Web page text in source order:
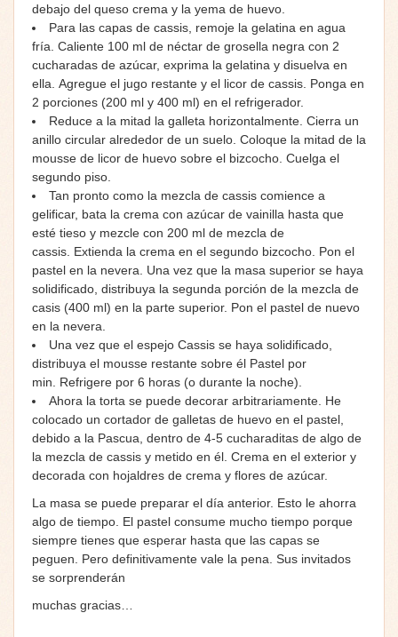
debajo del queso crema y la yema de huevo.
Para las capas de cassis, remoje la gelatina en agua
fría. Caliente 100 ml de néctar de grosella negra con 2
cucharadas de azúcar, exprima la gelatina y disuelva en
ella. Agregue el jugo restante y el licor de cassis. Ponga en
2 porciones (200 ml y 400 ml) en el refrigerador.
Reduce a la mitad la galleta horizontalmente. Cierra un
anillo circular alrededor de un suelo. Coloque la mitad de la
mousse de licor de huevo sobre el bizcocho. Cuelga el
segundo piso.
Tan pronto como la mezcla de cassis comience a
gelificar, bata la crema con azúcar de vainilla hasta que
esté tieso y mezcle con 200 ml de mezcla de
cassis. Extienda la crema en el segundo bizcocho. Pon el
pastel en la nevera. Una vez que la masa superior se haya
solidificado, distribuya la segunda porción de la mezcla de
casis (400 ml) en la parte superior. Pon el pastel de nuevo
en la nevera.
Una vez que el espejo Cassis se haya solidificado,
distribuya el mousse restante sobre él Pastel por
min. Refrigere por 6 horas (o durante la noche).
Ahora la torta se puede decorar arbitrariamente. He
colocado un cortador de galletas de huevo en el pastel,
debido a la Pascua, dentro de 4-5 cucharaditas de algo de
la mezcla de cassis y metido en él. Crema en el exterior y
decorada con hojaldres de crema y flores de azúcar.
La masa se puede preparar el día anterior. Esto le ahorra
algo de tiempo. El pastel consume mucho tiempo porque
siempre tienes que esperar hasta que las capas se
peguen. Pero definitivamente vale la pena. Sus invitados
se sorprenderán
muchas gracias…